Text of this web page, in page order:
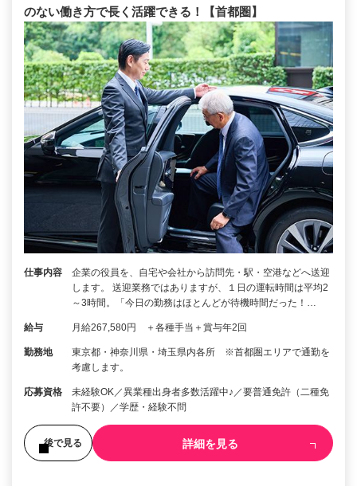
のない働き方で長く活躍できる！【首都圏】
仕事内容
企業の役員を、自宅や会社から訪問先・駅・空港などへ送迎
します。 送迎業務ではありますが、１日の運転時間は平均2
～3時間。「今日の勤務はほとんどが待機時間だった！…
給与 月給267,580円 ＋各種手当＋賞与年2回
勤務地
東京都・神奈川県・埼玉県内各所 ※首都圏エリアで通勤を
考慮します。
応募資格
未経験OK／異業種出身者多数活躍中♪／要普通免許（二種免
許不要）／学歴・経験不問
後で見る 詳細を見る